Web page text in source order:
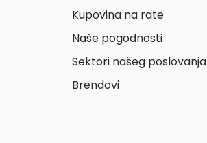
Kupovina na rate
Naše pogodnosti
Sektori našeg poslovanja
Brendovi